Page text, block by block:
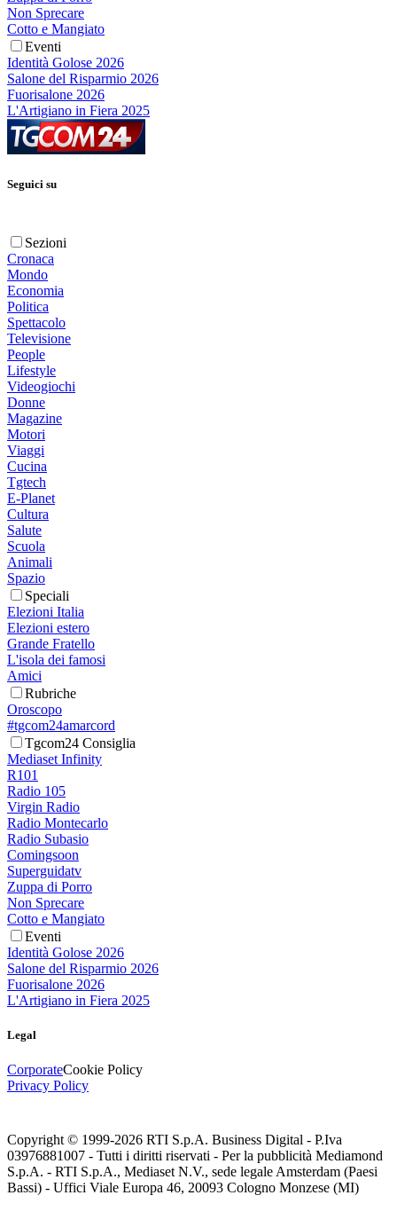
Non Sprecare
Cotto e Mangiato
Eventi
Identità Golose 2026
Salone del Risparmio 2026
Fuorisalone 2026
L'Artigiano in Fiera 2025
Seguici su
Sezioni
Cronaca
Mondo
Economia
Politica
Spettacolo
Televisione
People
Lifestyle
Videogiochi
Donne
Magazine
Motori
Viaggi
Cucina
Tgtech
E-Planet
Cultura
Salute
Scuola
Animali
Spazio
Speciali
Elezioni Italia
Elezioni estero
Grande Fratello
L'isola dei famosi
Amici
Rubriche
Oroscopo
#tgcom24amarcord
Tgcom24 Consiglia
Mediaset Infinity
R101
Radio 105
Virgin Radio
Radio Montecarlo
Radio Subasio
Comingsoon
Superguidatv
Zuppa di Porro
Non Sprecare
Cotto e Mangiato
Eventi
Identità Golose 2026
Salone del Risparmio 2026
Fuorisalone 2026
L'Artigiano in Fiera 2025
Legal
CorporateCookie Policy
Privacy Policy
Copyright © 1999-2026 RTI S.p.A. Business Digital - P.Iva
03976881007 - Tutti i diritti riservati - Per la pubblicità Mediamond
S.p.A. - RTI S.p.A., Mediaset N.V., sede legale Amsterdam (Paesi
Bassi) - Uffici Viale Europa 46, 20093 Cologno Monzese (MI)